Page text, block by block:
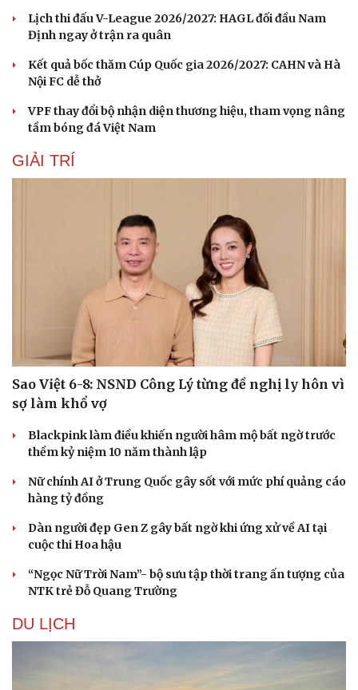
Lịch thi đấu V-League 2026/2027: HAGL đối đầu Nam
Định ngay ở trận ra quân
Kết quả bốc thăm Cúp Quốc gia 2026/2027: CAHN và Hà
Nội FC dễ thở
VPF thay đổi bộ nhận diện thương hiệu, tham vọng nâng
tầm bóng đá Việt Nam
GIẢI TRÍ
Sao Việt 6-8: NSND Công Lý từng đề nghị ly hôn vì
sợ làm khổ vợ
Blackpink làm điều khiến người hâm mộ bất ngờ trước
thềm kỷ niệm 10 năm thành lập
Nữ chính AI ở Trung Quốc gây sốt với mức phí quảng cáo
hàng tỷ đồng
Dàn người đẹp Gen Z gây bất ngờ khi ứng xử về AI tại
cuộc thi Hoa hậu
“Ngọc Nữ Trời Nam”- bộ sưu tập thời trang ấn tượng của
NTK trẻ Đỗ Quang Trường
DU LỊCH